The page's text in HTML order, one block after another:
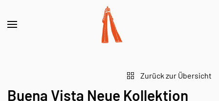
Zurück zur Übersicht
Buena Vista Neue Kollektion